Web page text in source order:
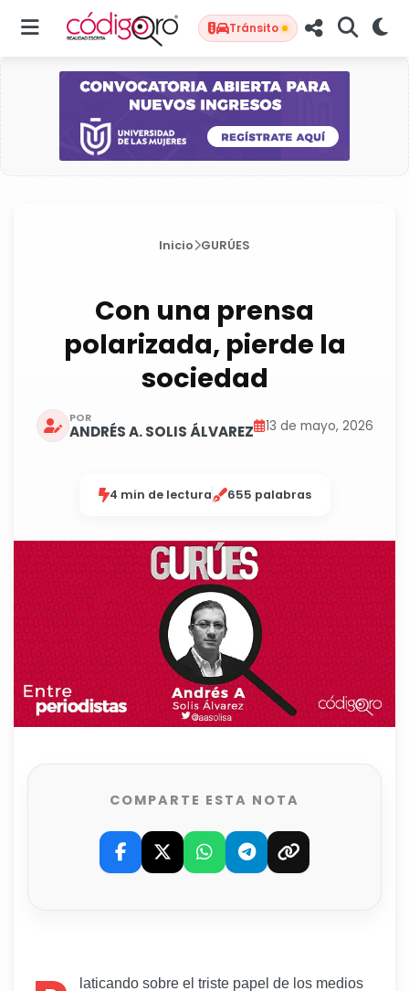
Tránsito
Inicio GURÚES
Con una prensa
polarizada, pierde la
sociedad
POR
ANDRÉS A. SOLIS ÁLVAREZ 13 de mayo, 2026
4 min de lectura 655 palabras
COMPARTE ESTA NOTA
laticando sobre el triste papel de los medios